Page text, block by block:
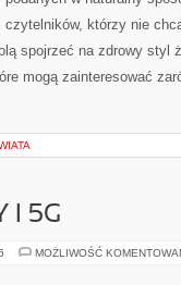
czytelników, którzy nie
spojrzeć na zdrowy styl
mogą zainteresować
I 5G
MOŻLIWOŚĆ